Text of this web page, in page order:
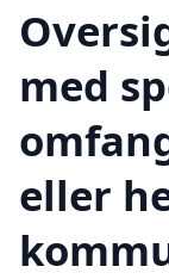
med
eller